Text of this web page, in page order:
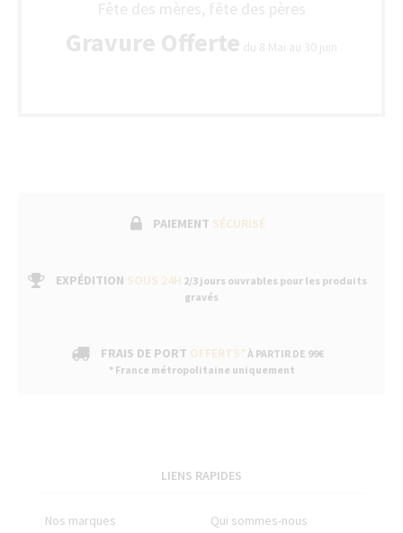
Fête des mères, fête des pères
Gravure Offerte du 8 Mai au 30 juin
PAIEMENT SÉCURISÉ
EXPÉDITION SOUS 24H 2/3 jours ouvrables pour les produits
gravés
FRAIS DE PORT OFFERTS* À PARTIR DE 99€
* France métropolitaine uniquement
LIENS RAPIDES
Nos marques
Qui sommes-nous